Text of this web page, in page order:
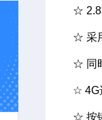
☆ 2.8
☆ 采
☆ 同
☆ 4G
☆ 按